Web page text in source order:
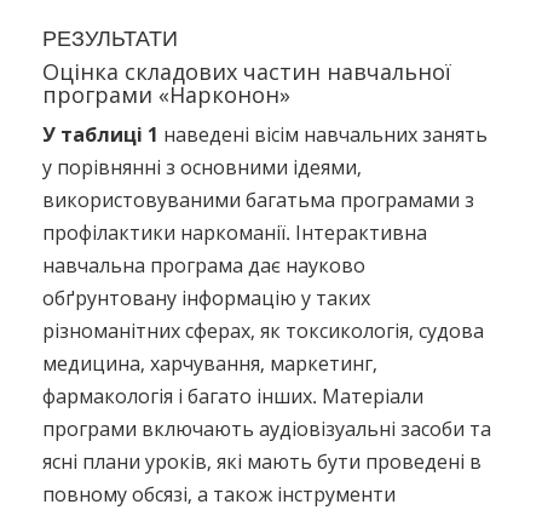
РЕЗУЛЬТАТИ
Оцінка складових частин навчальної
програми «Нарконон»
У таблиці 1 наведені вісім навчальних занять
у порівнянні з основними ідеями,
використовуваними багатьма програмами з
профілактики наркоманії. Інтерактивна
навчальна програма дає науково
обґрунтовану інформацію у таких
різноманітних сферах, як токсикологія, судова
медицина, харчування, маркетинг,
фармакологія і багато інших. Матеріали
програми включають аудіовізуальні засоби та
ясні плани уроків, які мають бути проведені в
повному обсязі, а також інструменти